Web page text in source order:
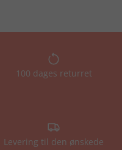
100 dages returret
Levering til den ønskede